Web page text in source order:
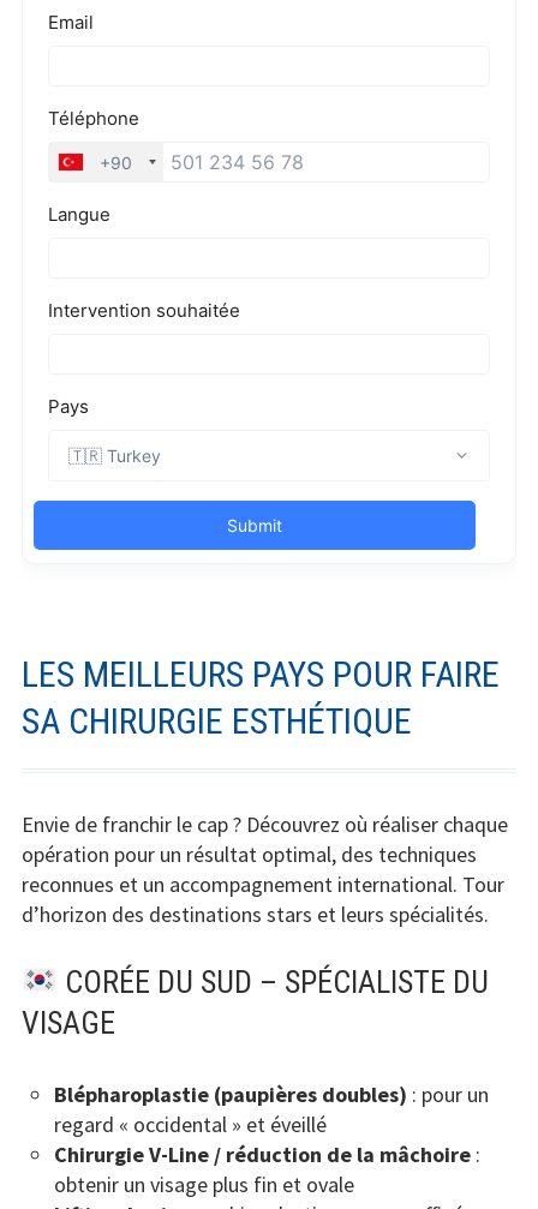
LES MEILLEURS PAYS POUR FAIRE
SA CHIRURGIE ESTHÉTIQUE
Envie de franchir le cap ? Découvrez où réaliser chaque
opération pour un résultat optimal, des techniques
reconnues et un accompagnement international. Tour
d’horizon des destinations stars et leurs spécialités.
CORÉE DU SUD – SPÉCIALISTE DU
VISAGE
Blépharoplastie (paupières doubles) : pour un
regard « occidental » et éveillé
Chirurgie V-Line / réduction de la mâchoire:
obtenir un visage plus fin et ovale